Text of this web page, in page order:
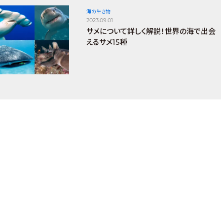
海の生き物
2023.09.01
サメについて詳しく解説！世界の海で出会
えるサメ15種